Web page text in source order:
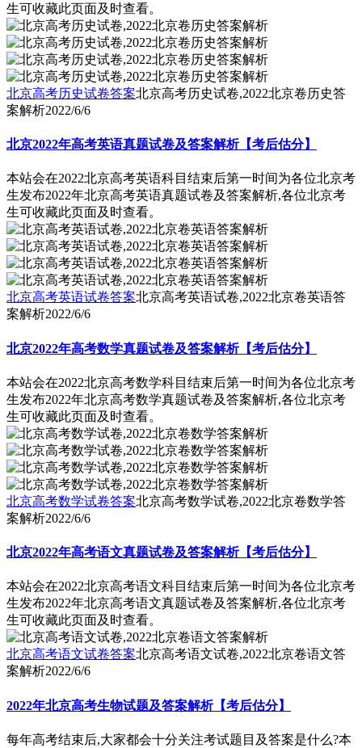
生可收藏此页面及时查看。
北京高考历史试卷答案北京高考历史试卷,2022北京卷历史答
案解析2022/6/6
北京2022年高考英语真题试卷及答案解析【考后估分】
本站会在2022北京高考英语科目结束后第一时间为各位北京考
生发布2022年北京高考英语真题试卷及答案解析,各位北京考
生可收藏此页面及时查看。
北京高考英语试卷答案北京高考英语试卷,2022北京卷英语答
案解析2022/6/6
北京2022年高考数学真题试卷及答案解析【考后估分】
本站会在2022北京高考数学科目结束后第一时间为各位北京考
生发布2022年北京高考数学真题试卷及答案解析,各位北京考
生可收藏此页面及时查看。
北京高考数学试卷答案北京高考数学试卷,2022北京卷数学答
案解析2022/6/6
北京2022年高考语文真题试卷及答案解析【考后估分】
本站会在2022北京高考语文科目结束后第一时间为各位北京考
生发布2022年北京高考语文真题试卷及答案解析,各位北京考
生可收藏此页面及时查看。
北京高考语文试卷答案北京高考语文试卷,2022北京卷语文答
案解析2022/6/6
2022年北京高考生物试题及答案解析【考后估分】
每年高考结束后,大家都会十分关注考试题目及答案是什么?本